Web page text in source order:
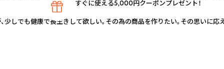
しでも健康で長生きして欲しい。その為の商品を作りたい。その思いに
すぐに使える5,000円クーポンプレゼント！